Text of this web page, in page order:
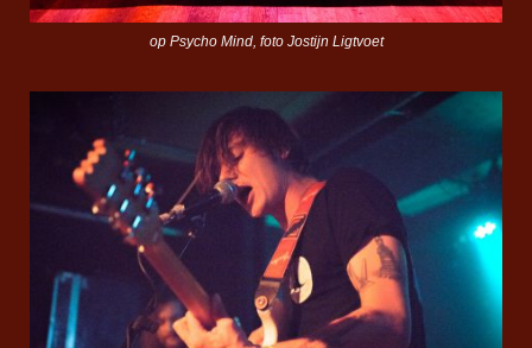
op Psycho Mind, foto Jostijn Ligtvoet